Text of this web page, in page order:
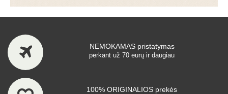
NEMOKAMAS pristatymas
perkant už 70 eurų ir daugiau
100% ORIGINALIOS prekės